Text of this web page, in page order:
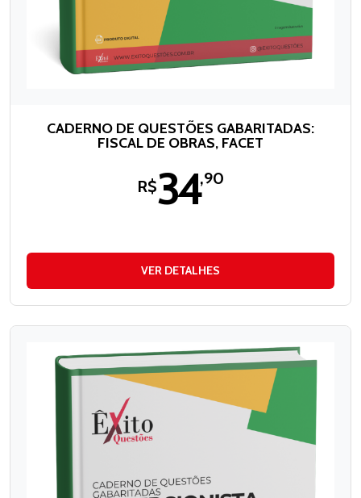
CADERNO DE QUESTÕES GABARITADAS:
FISCAL DE OBRAS, FACET
R$34,90
VER DETALHES